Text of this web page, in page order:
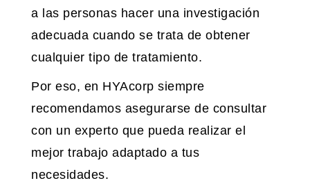
a las personas hacer una investigación
adecuada cuando se trata de obtener
cualquier tipo de tratamiento.
Por eso, en HYAcorp siempre
recomendamos asegurarse de consultar
con un experto que pueda realizar el
mejor trabajo adaptado a tus
necesidades.